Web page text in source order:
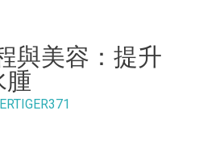
美容：提升